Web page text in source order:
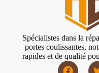
Spécialistes dans la
portes coulissantes,
rapides et de qualité